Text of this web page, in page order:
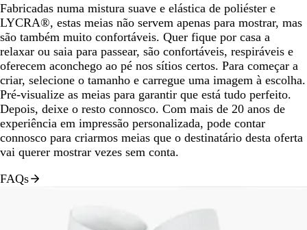
Fabricadas numa mistura suave e elástica de poliéster e
LYCRA®, estas meias não servem apenas para mostrar, mas
são também muito confortáveis. Quer fique por casa a
relaxar ou saia para passear, são confortáveis, respiráveis e
oferecem aconchego ao pé nos sítios certos. Para começar a
criar, selecione o tamanho e carregue uma imagem à escolha.
Pré-visualize as meias para garantir que está tudo perfeito.
Depois, deixe o resto connosco. Com mais de 20 anos de
experiência em impressão personalizada, pode contar
connosco para criarmos meias que o destinatário desta oferta
vai querer mostrar vezes sem conta.
FAQs